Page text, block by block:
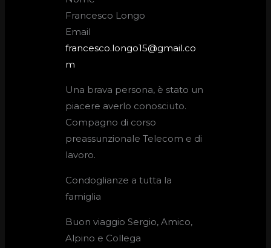
Francesco Longo
Email
francesco.longo15@gmail.co
m
Una brava persona, è stato un
piacere averlo conosciuto.
Compagno di corso
preassunzionale Telecom e di
lavoro.
Condoglianze a tutta la
famiglia
Buon viaggio Sergio, Amico,
Alpino e Collega